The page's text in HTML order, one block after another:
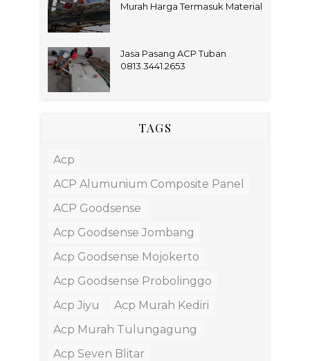
Murah Harga Termasuk Material
Jasa Pasang ACP Tuban
0813.3441.2653
TAGS
Acp
ACP Alumunium Composite Panel
ACP Goodsense
Acp Goodsense Jombang
Acp Goodsense Mojokerto
Acp Goodsense Probolinggo
Acp Jiyu
Acp Murah Kediri
Acp Murah Tulungagung
Acp Seven Blitar